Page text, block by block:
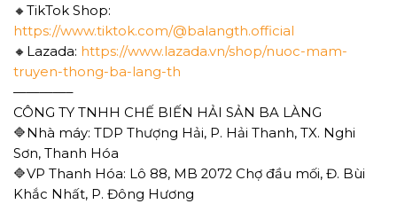
🔸TikTok Shop:
https://www.tiktok.com/@balangth.official
🔸Lazada: https://www.lazada.vn/shop/nuoc-mam-
truyen-thong-ba-lang-th
————–
CÔNG TY TNHH CHẾ BIẾN HẢI SẢN BA LÀNG
🔷Nhà máy: TDP Thượng Hải, P. Hải Thanh, TX. Nghi
Sơn, Thanh Hóa
🔷VP Thanh Hóa: Lô 88, MB 2072 Chợ đầu mối, Đ. Bùi
Khắc Nhất, P. Đông Hương